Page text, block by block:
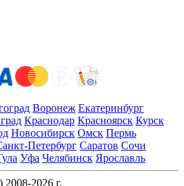
Воронеж Екатеринбург
Краснодар Красноярск Курск
Новосибирск Омск Пермь
Петербург Саратов Сочи
Уфа Челябинск Ярославль
2026 г.